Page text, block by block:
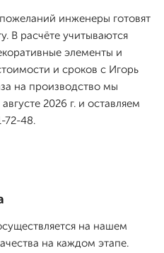
инженеры готовят
В расчёте учитываются
элементы и
и сроков с Игорь
на производство мы
2026 г. и оставляем
72-48.
на нашем
на каждом этапе.